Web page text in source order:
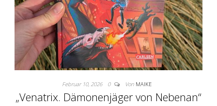
Februar 10, 2026 0 Von MAIKE
„Venatrix. Dämonenjäger von Nebenan“